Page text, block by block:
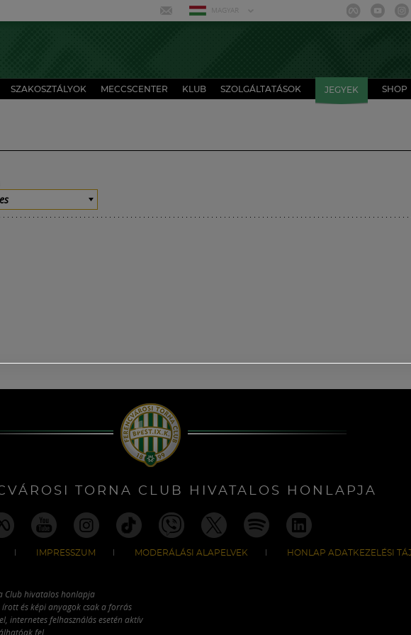
MAGYAR
SZAKOSZTÁLYOK MECCSCENTER KLUB SZOLGÁLTATÁSOK JEGYEK SHOP
TORNA CLUB HIVATALOS HONLAPJA
IMPRESSZUM MODERÁLÁSI ALAPELVEK HONLAP ADATKEZELÉSI
Club hivatalos honlapja
és képi anyagok csak a forrás
internetes felhasználás esetén aktív
fel.